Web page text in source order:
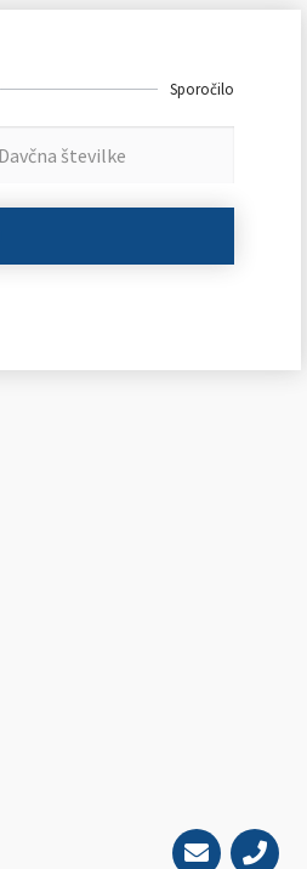
Sporočilo